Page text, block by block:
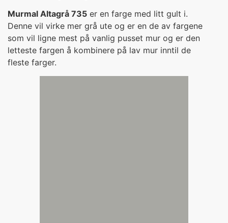
Murmal Altagrå 735 er en farge med litt gult i.
Denne vil virke mer grå ute og er en de av fargene
som vil ligne mest på vanlig pusset mur og er den
letteste fargen å kombinere på lav mur inntil de
fleste farger.